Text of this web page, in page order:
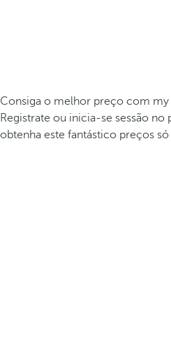
Consiga o melhor preço com my
Registrate ou inicia-se sessão
obtenha este fantástico preços